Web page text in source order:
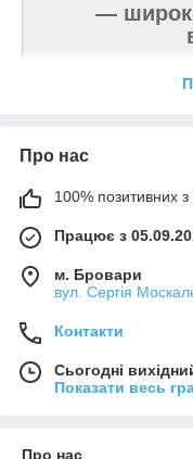
—
Що таке
Високоміцні гайки
кріплення,
експлуатаційних
будівництві
енергетиці,
міцності, стандарт
Про нас
100% позитивних з
Працює з
м. Бровари
вул. Сергія
Контакти
Сьогодні
Показати весь
Про нас